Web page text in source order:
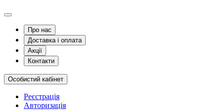
Про нас
Доставка і оплата
Акції
Контакти
Особистий кабінет
Реєстрація
Авторизація